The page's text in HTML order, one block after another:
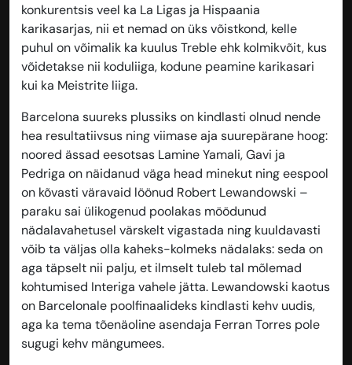
konkurentsis veel ka La Ligas ja Hispaania
karikasarjas, nii et nemad on üks võistkond, kelle
puhul on võimalik ka kuulus Treble ehk kolmikvõit, kus
võidetakse nii koduliiga, kodune peamine karikasari
kui ka Meistrite liiga.
Barcelona suureks plussiks on kindlasti olnud nende
hea resultatiivsus ning viimase aja suurepärane hoog:
noored ässad eesotsas Lamine Yamali, Gavi ja
Pedriga on näidanud väga head minekut ning eespool
on kõvasti väravaid löönud Robert Lewandowski –
paraku sai ülikogenud poolakas möödunud
nädalavahetusel värskelt vigastada ning kuuldavasti
võib ta väljas olla kaheks-kolmeks nädalaks: seda on
aga täpselt nii palju, et ilmselt tuleb tal mõlemad
kohtumised Interiga vahele jätta. Lewandowski kaotus
on Barcelonale poolfinaalideks kindlasti kehv uudis,
aga ka tema tõenäoline asendaja Ferran Torres pole
sugugi kehv mängumees.